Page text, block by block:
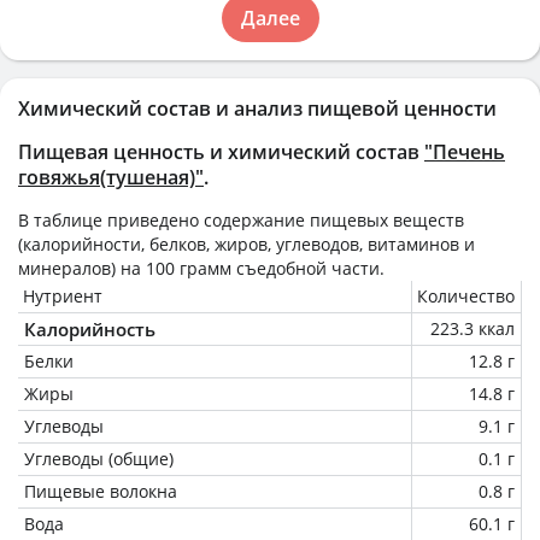
Химический состав и анализ пищевой ценности
Пищевая ценность и химический состав "Печень
говяжья(тушеная)".
В таблице приведено содержание пищевых веществ
(калорийности, белков, жиров, углеводов, витаминов и
минералов) на 100 грамм съедобной части.
Нутриент
Количество
Калорийность
223.3 ккал
Белки
12.8 г
Жиры
14.8 г
Углеводы
9.1 г
Углеводы (общие)
0.1 г
Пищевые волокна
0.8 г
Вода
60.1 г
Далее